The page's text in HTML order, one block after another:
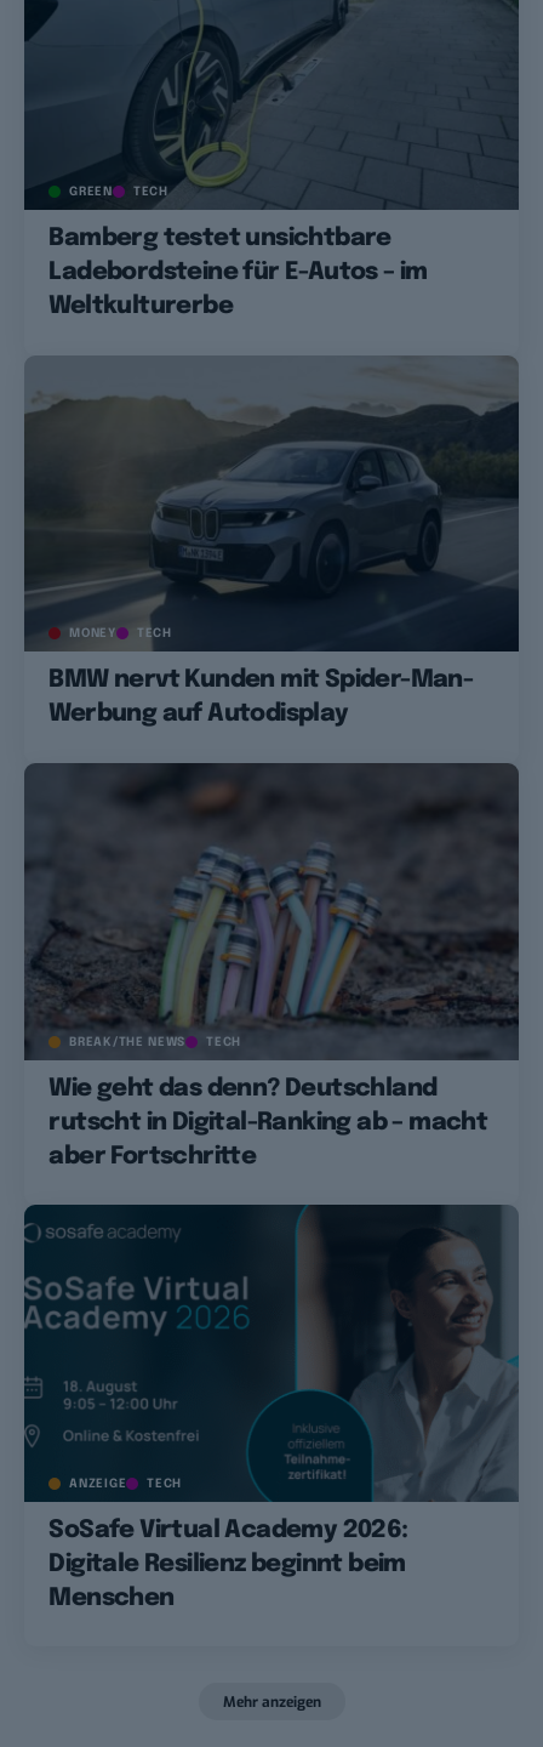
GREEN TECH
Bamberg testet unsichtbare
Ladebordsteine für E-Autos – im
Weltkulturerbe
MONEY TECH
BMW nervt Kunden mit Spider-Man-
Werbung auf Autodisplay
BREAK/THE NEWS TECH
Wie geht das denn? Deutschland
rutscht in Digital-Ranking ab – macht
aber Fortschritte
ANZEIGE TECH
SoSafe Virtual Academy 2026:
Digitale Resilienz beginnt beim
Menschen
Mehr anzeigen